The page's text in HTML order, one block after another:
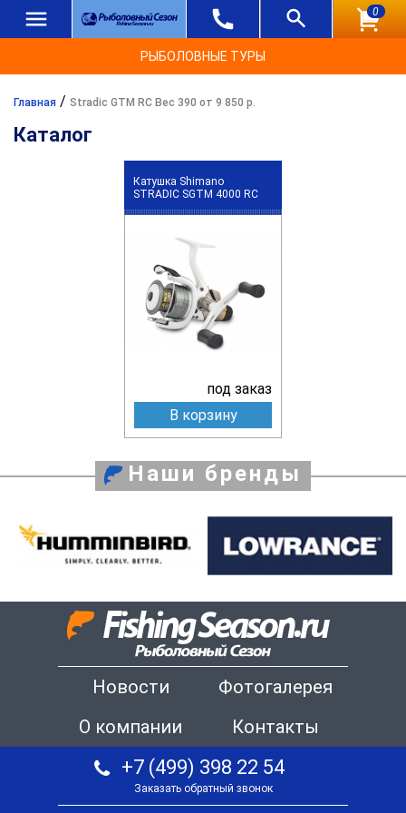
0
РЫБОЛОВНЫЕ ТУРЫ
Главная / Stradic GTM RC Вес 390 от 9 850 р.
Каталог
Катушка Shimano
STRADIC SGTM 4000 RC
под заказ
В корзину
Наши бренды
Новости
Фотогалерея
О компании
Контакты
+7 (499) 398 22 54
Заказать обратный звонок